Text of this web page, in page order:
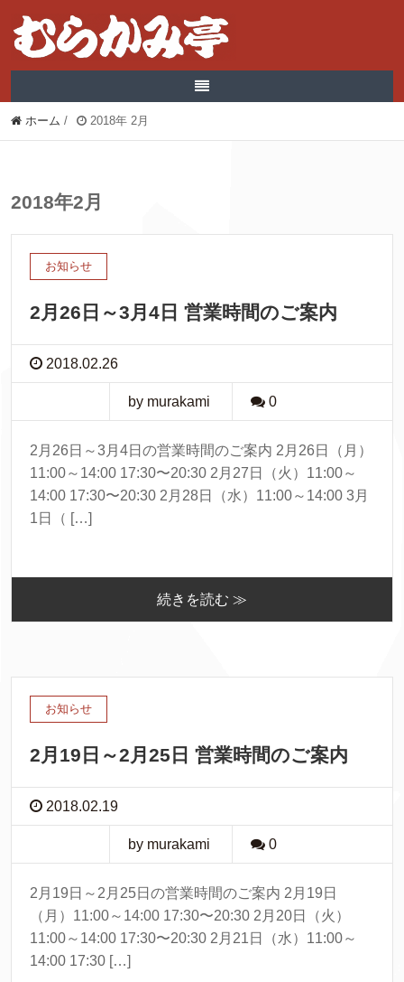
ホーム / 2018年 2月
2018年2月
お知らせ
2月26日～3月4日 営業時間のご案内
2018.02.26
by murakami 0
2月26日～3月4日の営業時間のご案内 2月26日（月）
11:00～14:00 17:30〜20:30 2月27日（火）11:00～
14:00 17:30〜20:30 2月28日（水）11:00～14:00 3月
1日（ […]
続きを読む ≫
お知らせ
2月19日～2月25日 営業時間のご案内
2018.02.19
by murakami 0
2月19日～2月25日の営業時間のご案内 2月19日
（月）11:00～14:00 17:30〜20:30 2月20日（火）
11:00～14:00 17:30〜20:30 2月21日（水）11:00～
14:00 17:30 […]